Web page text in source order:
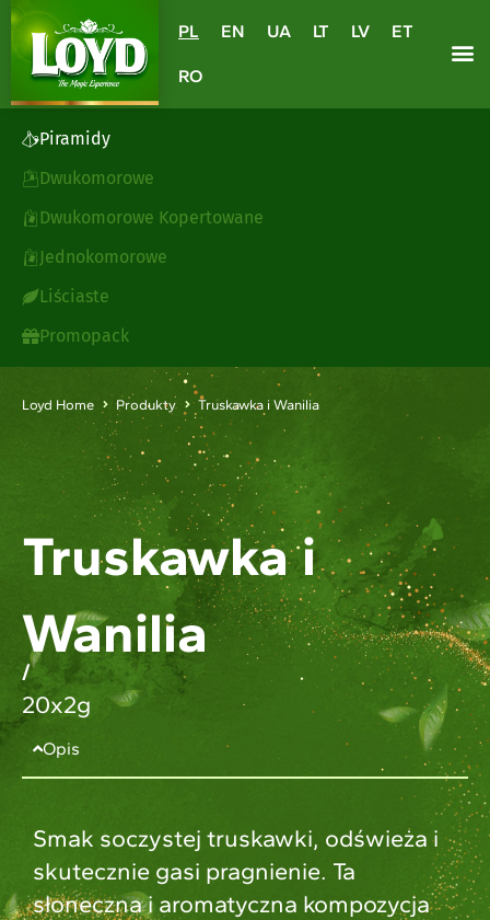
PL EN UA LT LV ET
RO
Piramidy
Dwukomorowe
Dwukomorowe Kopertowane
Jednokomorowe
Liściaste
Promopack
Loyd Home Produkty Truskawka i Wanilia
Truskawka i
Wanilia
/
20x2g
Opis
Smak soczystej truskawki, odświeża i
skutecznie gasi pragnienie. Ta
słoneczna i aromatyczna kompozycja